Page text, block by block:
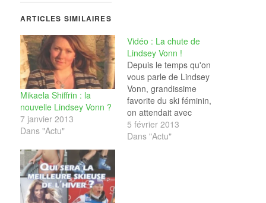
ARTICLES SIMILAIRES
Mikaela Shiffrin : la
nouvelle Lindsey Vonn ?
7 janvier 2013
Dans "Actu"
Vidéo : La chute de
Lindsey Vonn !
Depuis le temps qu'on
vous parle de Lindsey
Vonn, grandissime
favorite du ski féminin,
on attendait avec
impatience son retour
aux affaires.
5 février 2013
Dans "Actu"